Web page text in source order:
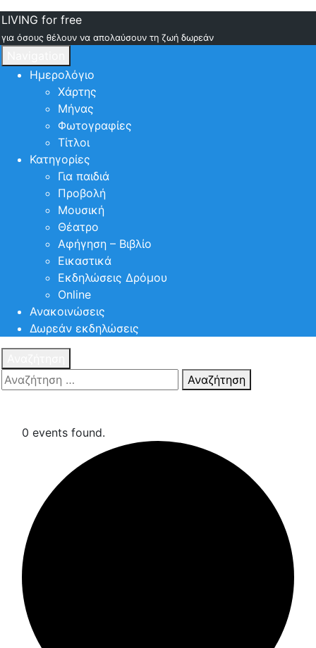
LIVING for free
για όσους θέλουν να απολαύσουν τη ζωή δωρεάν
Ημερολόγιο
Χάρτης
Μήνας
Φωτογραφίες
Τίτλοι
Κατηγορίες
Για παιδιά
Προβολή
Μουσική
Θέατρο
Αφήγηση – Βιβλίο
Εικαστικά
Εκδηλώσεις Δρόμου
Online
Ανακοινώσεις
Δωρεάν εκδηλώσεις
Αναζήτηση
0 events found.